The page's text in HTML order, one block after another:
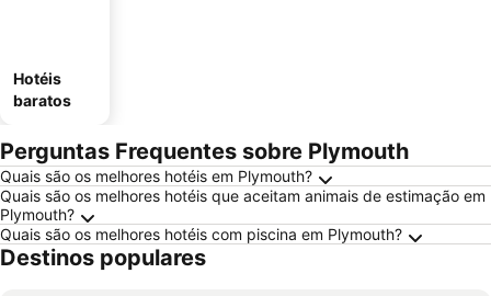
Hotéis
baratos
Perguntas Frequentes sobre Plymouth
Quais são os melhores hotéis em Plymouth?
Quais são os melhores hotéis que aceitam animais de estimação em
Plymouth?
Quais são os melhores hotéis com piscina em Plymouth?
Destinos populares